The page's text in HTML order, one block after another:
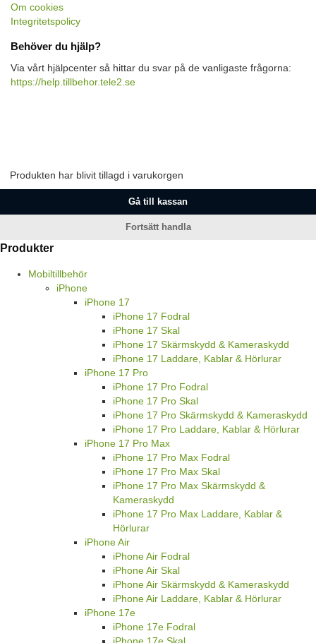
Om cookies
Integritetspolicy
Behöver du hjälp?
Via vårt hjälpcenter så hittar du svar på de vanligaste frågorna:
https://help.tillbehor.tele2.se
Produkten har blivit tillagd i varukorgen
Gå till kassan
Fortsätt handla
Produkter
Mobiltillbehör
iPhone
iPhone 17
iPhone 17 Fodral
iPhone 17 Skal
iPhone 17 Skärmskydd & Kameraskydd
iPhone 17 Laddare, Kablar & Hörlurar
iPhone 17 Pro
iPhone 17 Pro Fodral
iPhone 17 Pro Skal
iPhone 17 Pro Skärmskydd & Kameraskydd
iPhone 17 Pro Laddare, Kablar & Hörlurar
iPhone 17 Pro Max
iPhone 17 Pro Max Fodral
iPhone 17 Pro Max Skal
iPhone 17 Pro Max Skärmskydd &
Kameraskydd
iPhone 17 Pro Max Laddare, Kablar &
Hörlurar
iPhone Air
iPhone Air Fodral
iPhone Air Skal
iPhone Air Skärmskydd & Kameraskydd
iPhone Air Laddare, Kablar & Hörlurar
iPhone 17e
iPhone 17e Fodral
iPhone 17e Skal